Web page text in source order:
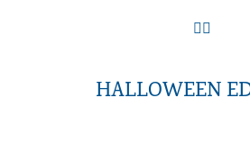
HALLOWEEN